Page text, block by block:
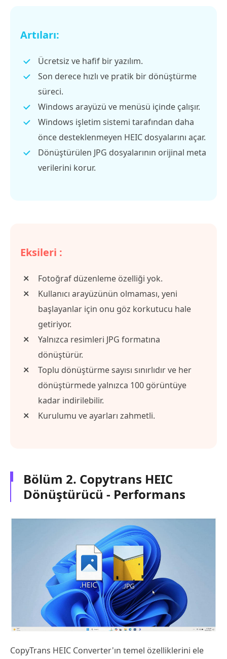
Artıları:
Ücretsiz ve hafif bir yazılım.
Son derece hızlı ve pratik bir dönüştürme
süreci.
Windows arayüzü ve menüsü içinde çalışır.
Windows işletim sistemi tarafından daha
önce desteklenmeyen HEIC dosyalarını açar.
Dönüştürülen JPG dosyalarının orijinal meta
verilerini korur.
Eksileri :
Fotoğraf düzenleme özelliği yok.
Kullanıcı arayüzünün olmaması, yeni
başlayanlar için onu göz korkutucu hale
getiriyor.
Yalnızca resimleri JPG formatına
dönüştürür.
Toplu dönüştürme sayısı sınırlıdır ve her
dönüştürmede yalnızca 100 görüntüye
kadar indirilebilir.
Kurulumu ve ayarları zahmetli.
Bölüm 2. Copytrans HEIC
Dönüştürücü - Performans
CopyTrans HEIC Converter'ın temel özelliklerini ele